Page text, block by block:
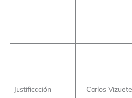
Justificación Carlos Vizuete